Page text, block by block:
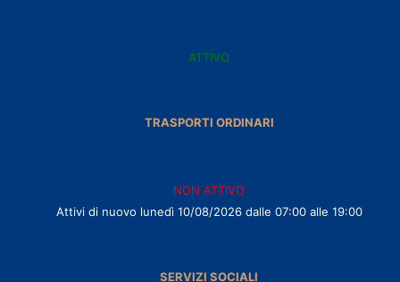
ATTIVO
TRASPORTI ORDINARI
NON ATTIVO
Attivi di nuovo lunedì 10/08/2026 dalle 07:00 alle 19:00
SERVIZI SOCIALI